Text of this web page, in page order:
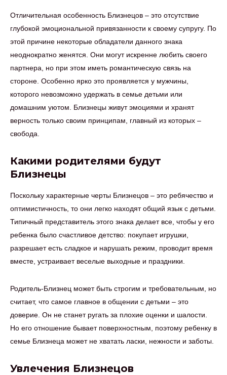
Отличительная особенность Близнецов – это отсутствие
глубокой эмоциональной привязанности к своему супругу. По
этой причине некоторые обладатели данного знака
неоднократно женятся. Они могут искренне любить своего
партнера, но при этом иметь романтическую связь на
стороне. Особенно ярко это проявляется у мужчины,
которого невозможно удержать в семье детьми или
домашним уютом. Близнецы живут эмоциями и хранят
верность только своим принципам, главный из которых –
свобода.
Какими родителями будут
Близнецы
Поскольку характерные черты Близнецов – это ребячество и
оптимистичность, то они легко находят общий язык с детьми.
Типичный представитель этого знака делает все, чтобы у его
ребенка было счастливое детство: покупает игрушки,
разрешает есть сладкое и нарушать режим, проводит время
вместе, устраивает веселые выходные и праздники.
Родитель-Близнец может быть строгим и требовательным, но
считает, что самое главное в общении с детьми – это
доверие. Он не станет ругать за плохие оценки и шалости.
Но его отношение бывает поверхностным, поэтому ребенку в
семье Близнеца может не хватать ласки, нежности и заботы.
Увлечения Близнецов